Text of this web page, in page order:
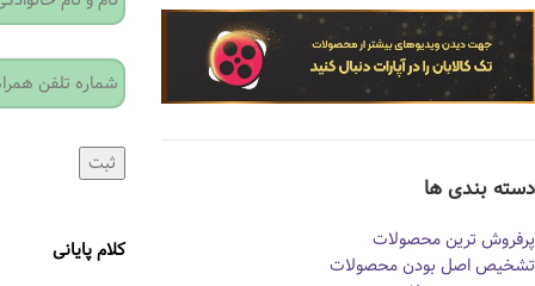
دسته بندی ها
پرفروش ترین محصولات
تشخیص اصل بودن محصولات
ثبت
کلام پایانی